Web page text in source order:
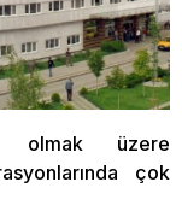
olmak üzere
çok